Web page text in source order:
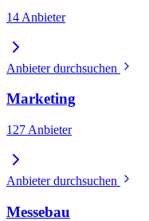
14 Anbieter
Anbieter durchsuchen
Marketing
127 Anbieter
Anbieter durchsuchen
Messebau